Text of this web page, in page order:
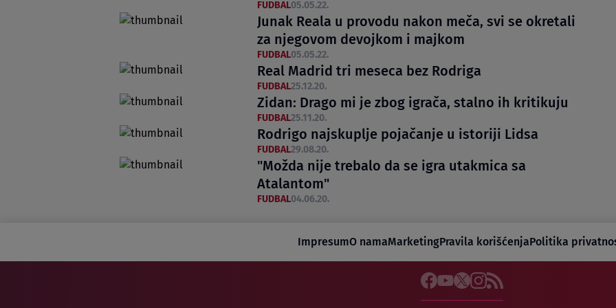
FUDBAL05.05.22.
Junak Reala u provodu nakon meča, svi se okretali
za njegovom devojkom i majkom
FUDBAL05.05.22.
Real Madrid tri meseca bez Rodriga
FUDBAL25.12.20.
Zidan: Drago mi je zbog igrača, stalno ih kritikuju
FUDBAL25.11.20.
Rodrigo najskuplje pojačanje u istoriji Lidsa
FUDBAL29.08.20.
"Možda nije trebalo da se igra utakmica sa
Atalantom"
FUDBAL04.06.20.
ImpresumO namaMarketingPravila korišćenjaPolitika